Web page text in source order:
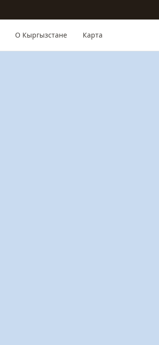
О Кыргызстане Карта